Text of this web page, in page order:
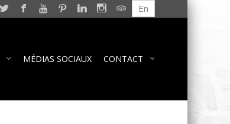
En
MÉDIAS SOCIAUX CONTACT